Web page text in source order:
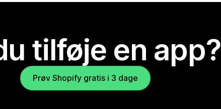
tilføje en app?
Prøv Shopify gratis i 3 dage